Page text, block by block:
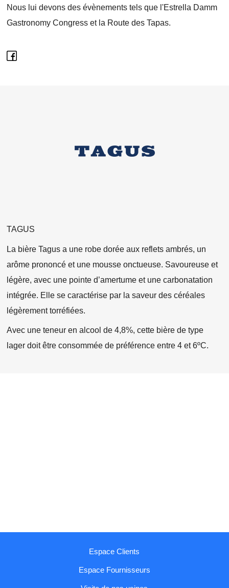
Nous lui devons des évènements tels que l'Estrella Damm
Gastronomy Congress et la Route des Tapas.
TAGUS
La bière Tagus a une robe dorée aux reflets ambrés, un
arôme prononcé et une mousse onctueuse. Savoureuse et
légère, avec une pointe d’amertume et une carbonatation
intégrée. Elle se caractérise par la saveur des céréales
légèrement torréfiées.
Avec une teneur en alcool de 4,8%, cette bière de type
lager doit être consommée de préférence entre 4 et 6ºC.
Espace Clients
Espace Fournisseurs